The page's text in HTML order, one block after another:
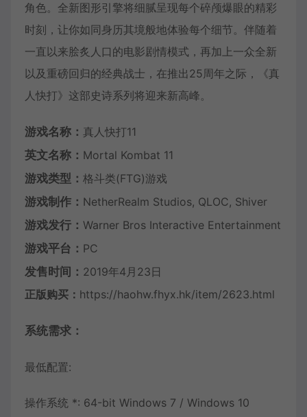
角色。全新图形引擎将细腻呈现每个碎颅爆眼的精彩
时刻，让你如同身历其境般地体验每个细节。伴随着
一直以来脍炙人口的电影剧情模式，再加上一众全新
以及重磅回归的经典战士，在推出25周年之际，《真
人快打》这部史诗系列将迎来新高峰。
游戏名称： 真人快打11
英文名称： Mortal Kombat 11
游戏类型： 格斗类(FTG)游戏
游戏制作： NetherRealm Studios, QLOC, Shiver
游戏发行： Warner Bros Interactive Entertainment
游戏平台： PC
发售时间： 2019年4月23日
正版购买： https://haohw.fhyx.hk/item/2623.html
系统需求：
最低配置:
操作系统 *: 64-bit Windows 7 / Windows 10